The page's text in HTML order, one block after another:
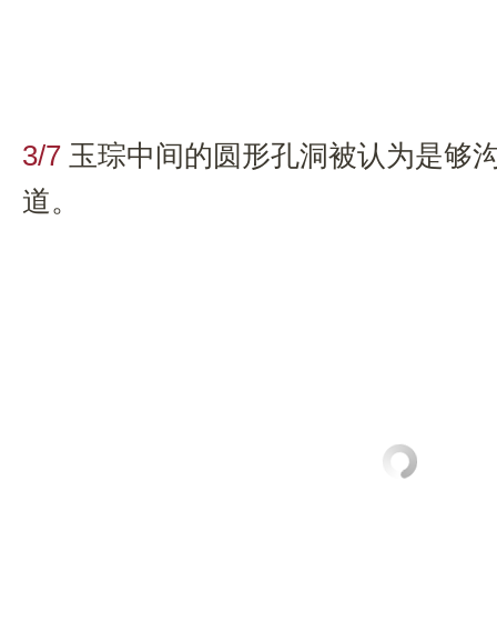
3/7 玉琮中间的圆形孔洞被认为是够
道。